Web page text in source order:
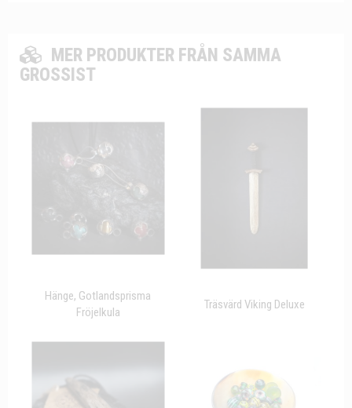
MER PRODUKTER FRÅN SAMMA
GROSSIST
Hänge, Gotlandsprisma
Fröjelkula
Träsvärd Viking Deluxe